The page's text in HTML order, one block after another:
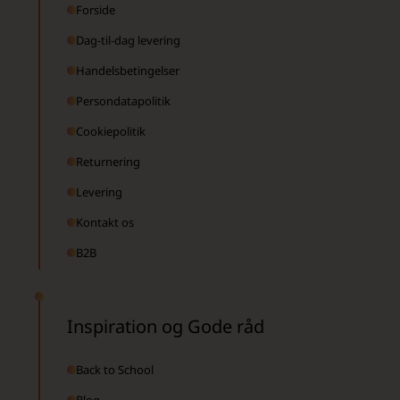
Forside
Dag-til-dag levering
Handelsbetingelser
Persondatapolitik
Cookiepolitik
Returnering
Levering
Kontakt os
B2B
Inspiration og Gode råd
Back to School